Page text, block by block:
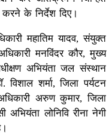
के निर्देश दिए।
महातिम यादव, संयुक्त
मनविंदर कौर, मुख्य
अभियंता जल संस्थान
विशाल शर्मा, जिला पर्यटन
अरुण कुमार, जिला
अभियंता लोनिवि रीना नेगी